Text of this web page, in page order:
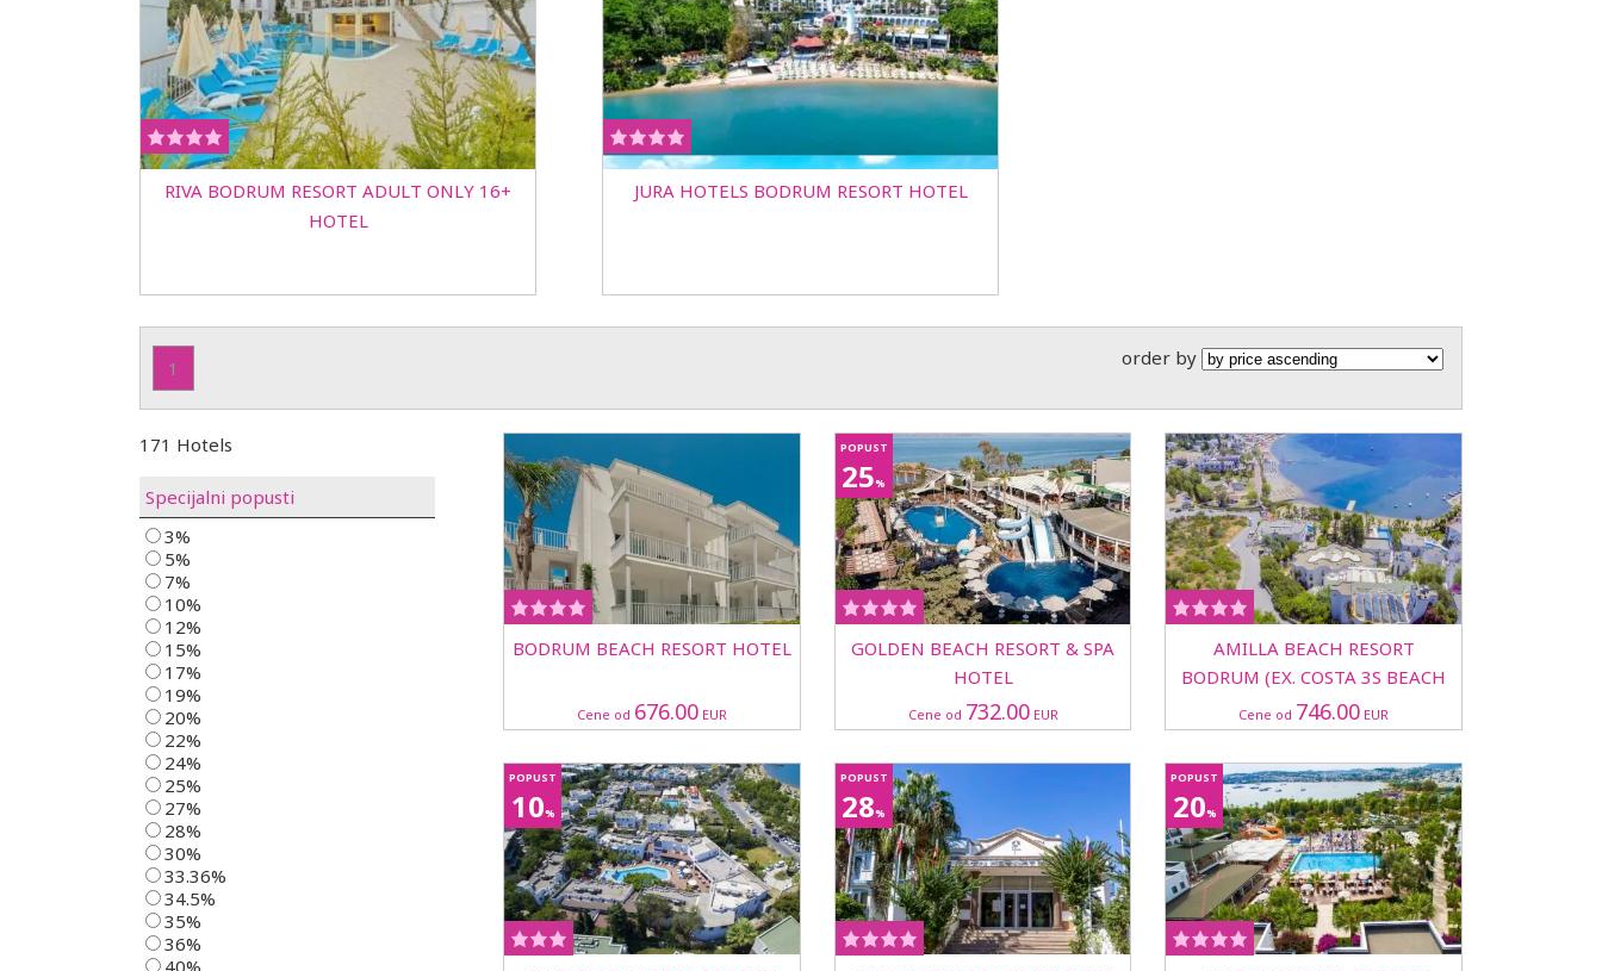
RIVA BODRUM RESORT ADULT ONLY 16+
HOTEL
JURA HOTELS BODRUM RESORT HOTEL
1 order by
171 Hotels
Specijalni popusti
3%
5%
7%
10%
12%
15%
17%
19%
20%
22%
24%
25%
27%
28%
30%
33.36%
34.5%
35%
36%
40%
BODRUM BEACH RESORT HOTEL
Cene od 676.00 EUR
POPUST
25%
GOLDEN BEACH RESORT & SPA
HOTEL
Cene od 732.00EUR
AMILLA BEACH RESORT
BODRUM (EX. COSTA 3S BEACH
CLUB) HOTEL
Cene od 746.00 EUR
POPUST
10%
POPUST
28%
POPUST
20%